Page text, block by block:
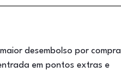
desembolso por compra
em pontos extras e